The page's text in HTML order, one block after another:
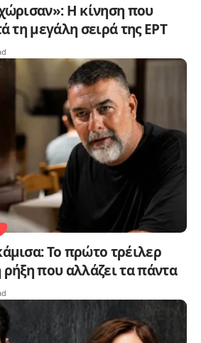
Η κίνηση που
τη μεγάλη σειρά της ΕΡΤ
Το πρώτο τρέιλερ
που αλλάζει τα πάντα